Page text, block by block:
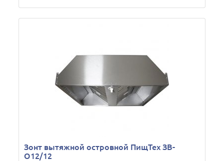
Зонт вытяжной островной ПищТех ЗВ-
О12/12